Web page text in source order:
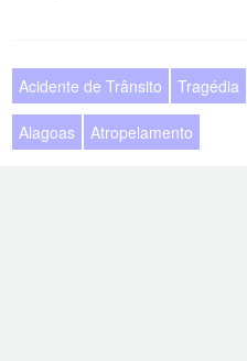
Acidente de Trânsito Tragédia
Alagoas Atropelamento